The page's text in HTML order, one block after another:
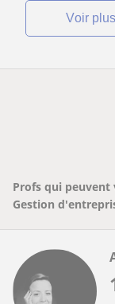
voir plus
Profs qui peuvent
Gestion